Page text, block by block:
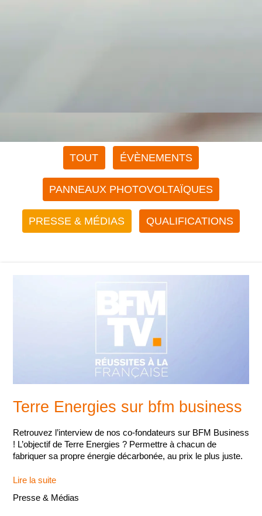
TOUT ÉVÈNEMENTS
PANNEAUX PHOTOVOLTAÏQUES
PRESSE & MÉDIAS QUALIFICATIONS
Terre Energies sur bfm business
Retrouvez l’interview de nos co-fondateurs sur BFM Business
! L’objectif de Terre Energies ? Permettre à chacun de
fabriquer sa propre énergie décarbonée, au prix le plus juste.
Terre
sur
Lire la suite
Presse & Médias